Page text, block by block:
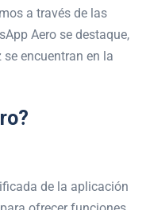
a través de las
Aero se destaque,
encuentran en la
de la aplicación